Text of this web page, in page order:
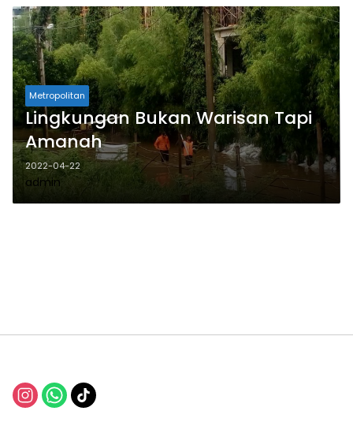
Metropolitan
Lingkungan Bukan Warisan Tapi
Amanah
2022-04-22
admin